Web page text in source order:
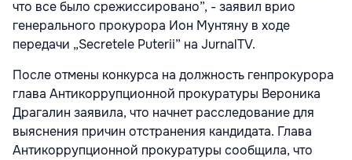
что все было срежиссировано”, - заявил врио
генерального прокурора Ион Мунтяну в ходе
передачи „Secretele Puterii” на JurnalTV.
После отмены конкурса на должность генпрокурора
глава Антикоррупционной прокуратуры Вероника
Драгалин заявила, что начнет расследование для
выяснения причин отстранения кандидата. Глава
Антикоррупционной прокуратуры сообщила, что